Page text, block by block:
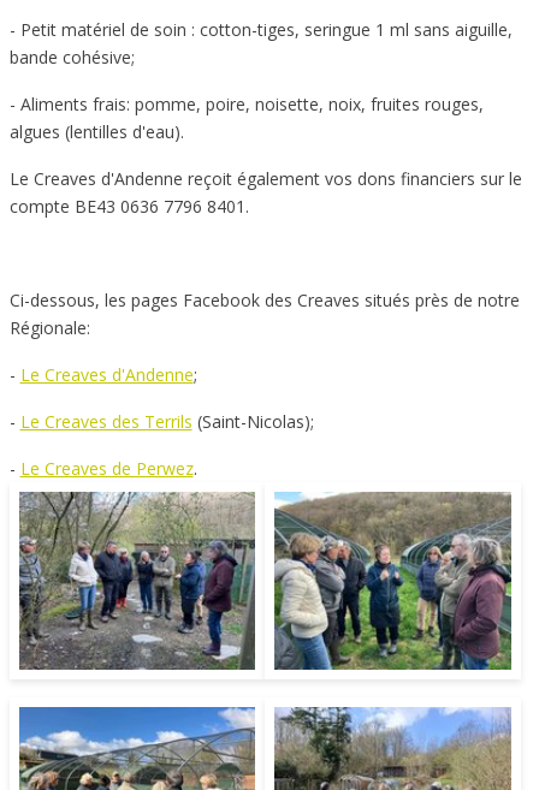
- Petit matériel de soin : cotton-tiges, seringue 1 ml sans aiguille,
bande cohésive;
- Aliments frais: pomme, poire, noisette, noix, fruites rouges,
algues (lentilles d'eau).
Le Creaves d'Andenne reçoit également vos dons financiers sur le
compte BE43 0636 7796 8401.
Ci-dessous, les pages Facebook des Creaves situés près de notre
Régionale:
- Le Creaves d'Andenne;
- Le Creaves des Terrils (Saint-Nicolas);
- Le Creaves de Perwez.